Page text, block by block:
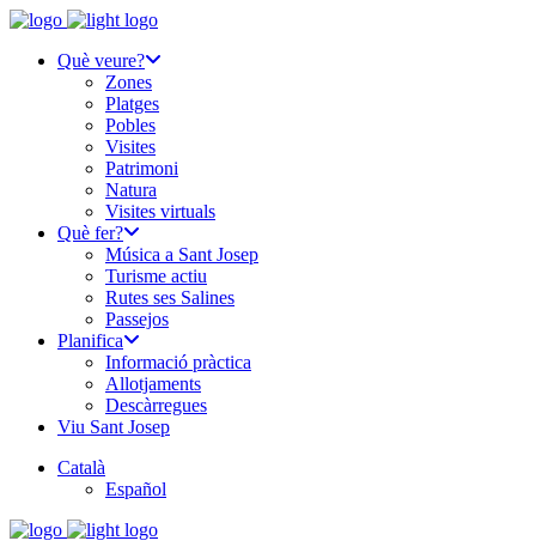
Què veure?
Zones
Platges
Pobles
Visites
Patrimoni
Natura
Visites virtuals
Què fer?
Música a Sant Josep
Turisme actiu
Rutes ses Salines
Passejos
Planifica
Informació pràctica
Allotjaments
Descàrregues
Viu Sant Josep
Català
Español